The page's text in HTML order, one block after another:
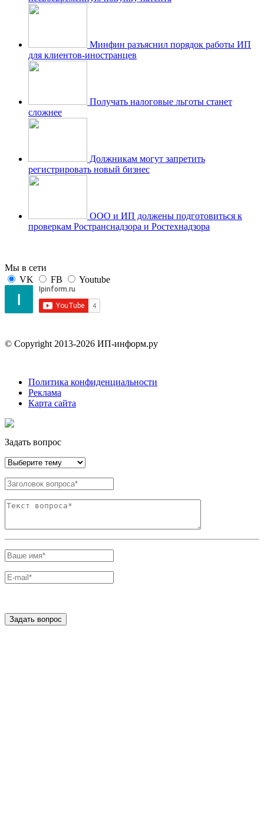
Минфин разъяснил порядок работы ИП
для клиентов-иностранцев
Получать налоговые льготы станет
сложнее
Должникам могут запретить
регистрировать новый бизнес
ООО и ИП должены подготовиться к
проверкам Ространснадзора и Ростехнадзора
Мы в сети
VK
FB Youtube
© Copyright 2013-2026 ИП-информ.ру
Политика конфиденциальности
Реклама
Карта сайта
Задать вопрос
Задать вопрос